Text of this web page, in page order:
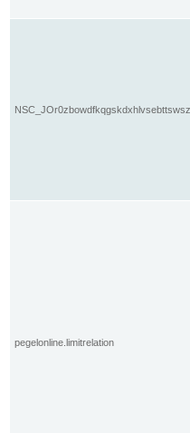
pegelonline.limitrelation